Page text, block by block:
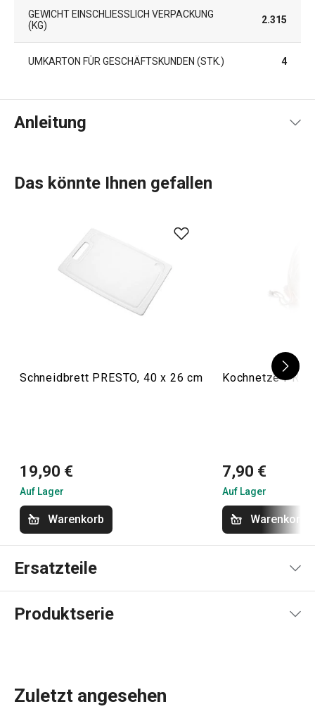
GEWICHT EINSCHLIESSLICH VERPACKUNG (
KG)
2.315
UMKARTON FÜR GESCHÄFTSKUNDEN (STK.) 4
Anleitung
Das könnte Ihnen gefallen
Schneidbrett PRESTO, 40 x 26 cm
19,90 €
Auf Lager
Warenkorb
Kochnetze
7,90 €
Auf Lager
Warenkorb
Ersatzteile
Produktserie
Zuletzt angesehen